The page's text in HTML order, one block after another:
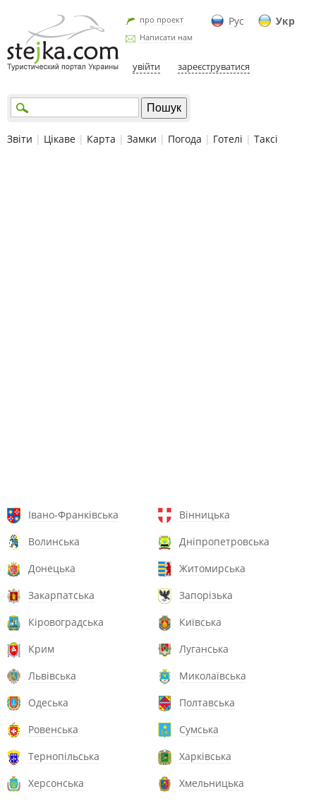
Рус Укр
про проект
Написати нам
увійти зареєструватися
Звіти | Цікаве | Карта | Замки | Погода | Готелі | Таксі
Івано-Франківська
Вінницька
Волинська
Дніпропетровська
Донецька
Житомирська
Закарпатська
Запорізька
Кіровоградська
Київська
Крим
Луганська
Львівська
Миколаївська
Одеська
Полтавська
Ровенська
Сумська
Тернопільська
Харківська
Херсонська
Хмельницька